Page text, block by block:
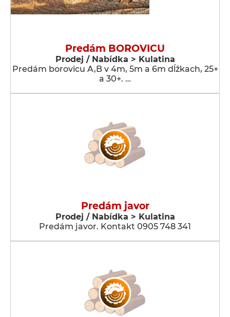
Predám BOROVICU
Prodej / Nabídka > Kulatina
Predám borovicu A,B v 4m, 5m a 6m dĺžkach, 25+
a 30+. …
Predám javor
Prodej / Nabídka > Kulatina
Predám javor. Kontakt 0905 748 341